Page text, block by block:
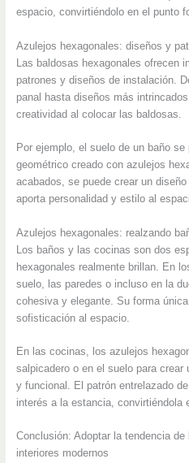
espacio, convirtiéndolo en el punto
Azulejos hexagonales: diseños y
Las baldosas hexagonales ofrecen
patrones y diseños de instalación.
panal hasta diseños más
creatividad al colocar las baldosas.
Por ejemplo, el suelo de un baño
geométrico creado con azulejos
acabados, se puede crear un
aporta personalidad y estilo al
Azulejos hexagonales: realzando
Los baños y las cocinas son dos
hexagonales realmente brillan. En
suelo, las paredes o incluso en la
cohesiva y elegante. Su forma
sofisticación al espacio.
En las cocinas, los azulejos
salpicadero o en el suelo para
y funcional. El patrón entrelazado
interés a la estancia, convirtiéndola
Conclusión: Adoptar la tendencia
interiores modernos